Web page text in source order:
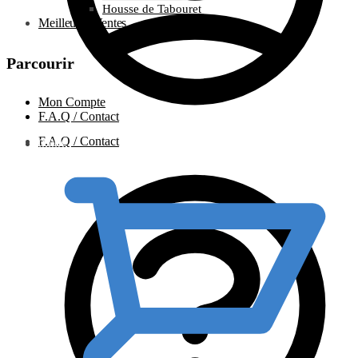
F.A.Q / Contact
Housse de Tabouret
Meilleures Ventes
Parcourir
Mon Compte
F.A.Q / Contact
0.00€